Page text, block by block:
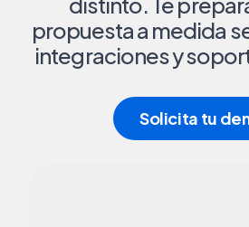
propuesta a medida
integraciones y
Solicita tu